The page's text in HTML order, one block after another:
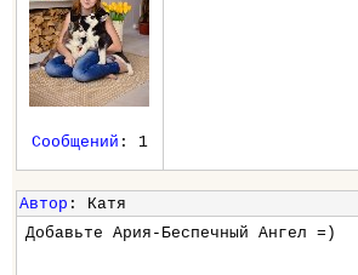
Сообщений : 1
Автор : Катя
Добавьте Ария-Беспечный Ангел =)